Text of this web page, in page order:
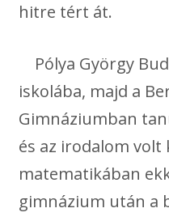
hitre tért át.
Pólya György
iskolába, majd a
Gimnáziumban
és az irodalom volt
matematikában
gimnázium után a